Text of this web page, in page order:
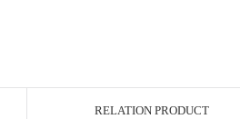
RELATION PRODUCT